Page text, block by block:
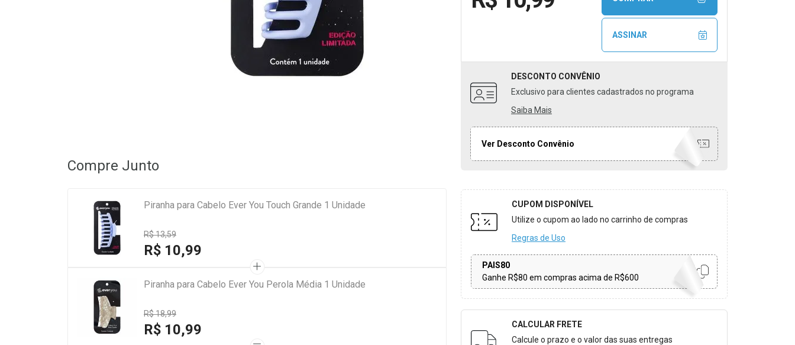
ASSINAR
DESCONTO CONVÊNIO
Exclusivo para clientes cadastrados no programa
Saiba Mais
Ver Desconto Convênio
CUPOM DISPONÍVEL
Utilize o cupom ao lado no carrinho de compras
Regras de Uso
PAIS80
Ganhe R$80 em compras acima de R$600
Formulário para Calcular o Frete
CALCULAR FRETE
Calcule o prazo e o valor das suas entregas
Compre Junto
Piranha para Cabelo Ever You Touch Grande 1 Unidade
R$ 13,59
R$ 10,99
Piranha para Cabelo Ever You Perola Média 1 Unidade
R$ 18,99
R$ 10,99